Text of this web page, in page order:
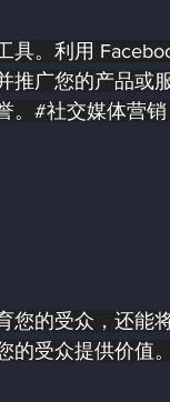
。利用
推广您的产品或
。#社交媒体营销
的受众，还能
的受众提供价值